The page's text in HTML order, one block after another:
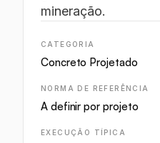
mineração.
CATEGORIA
Concreto Projetado
NORMA DE REFERÊNCIA
A definir por projeto
EXECUÇÃO TÍPICA